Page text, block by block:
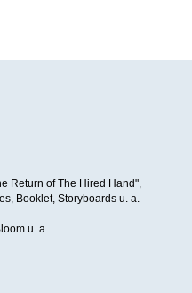
Return of The Hired Hand",
Booklet, Storyboards u. a.
u. a.